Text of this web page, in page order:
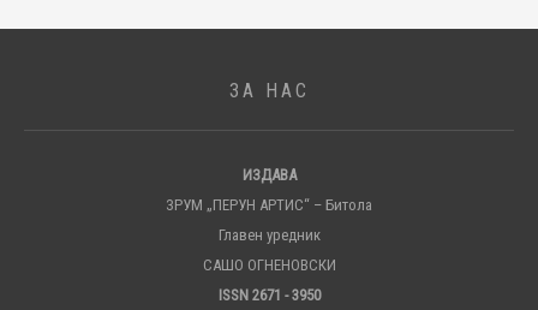
ЗА НАС
ИЗДАВА
ЗРУМ „ПЕРУН АРТИС“ – Битола
Главен уредник
САШО ОГНЕНОВСКИ
ISSN 2671 - 3950